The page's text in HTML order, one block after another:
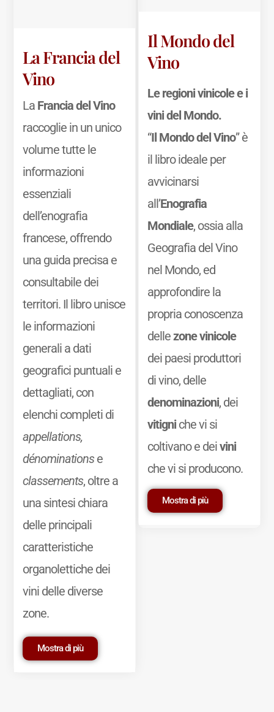
La Francia del
Vino
La Francia del Vino
raccoglie in un unico
volume tutte le
informazioni
essenziali
dell’enografia
francese, offrendo
una guida precisa e
consultabile dei
territori. Il libro unisce
le informazioni
generali a dati
geografici puntuali e
dettagliati, con
elenchi completi di
appellations,
dénominationse
classements, oltre a
una sintesi chiara
delle principali
caratteristiche
organolettiche dei
vini delle diverse
zone.
Mostra di più
Il Mondo del
Vino
Le regioni vinicole e i
vini del Mondo.
“Il Mondo del Vino” è
il libro ideale per
avvicinarsi
all’Enografia
Mondiale, ossia alla
Geografia del Vino
nel Mondo, ed
approfondire la
propria conoscenza
dellezone vinicole
dei paesi produttori
di vino, delle
denominazioni, dei
vitigniche vi si
coltivano e deivini
che vi si producono.
Mostra di più